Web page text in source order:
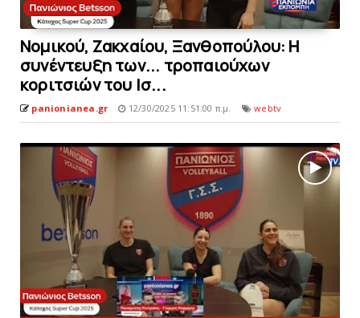
Νομικού, Ζακχαίου, Ξανθοπούλου: Η
συνέντευξη των... τροπαιούχων
κοριτσιών του Ισ...
panionianea.gr 12/30/2025 11:51:00 π.μ. webtv